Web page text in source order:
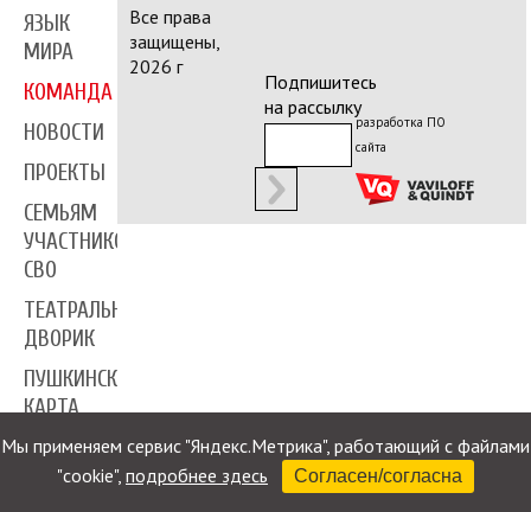
ЯЗЫК
МИРА
КОМАНДА
НОВОСТИ
ПРОЕКТЫ
СЕМЬЯМ
УЧАСТНИКОВ
СВО
ТЕАТРАЛЬНЫЙ
ДВОРИК
ПУШКИНСКАЯ
КАРТА
ПРЕССА
КОНТАКТЫ
Все права
защищены,
2026 г
Подпишитесь
на рассылку
разработка ПО
сайта
Мы применяем сервис "Яндекс.Метрика", работающий с файлами
"cookie", подробнее здесь Согласен/согласна